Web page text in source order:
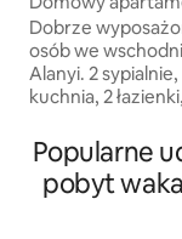
morza
Dobrze
osób we
Alanyi. 2
kuchnia, 2
słynną rzekę
m od morza. Minimalny okres wynajmu 7
dni. ** Niższa
wynajmujesz na
Popularne
pobyt